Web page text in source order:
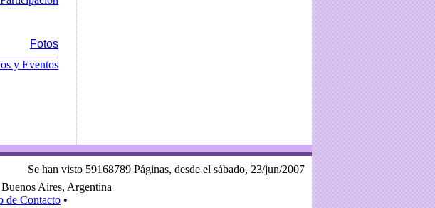
Fotos
y Eventos
Se han visto 59168789 Páginas, desde el sábado, 23/jun/2007
Aires, Argentina
de Contacto •